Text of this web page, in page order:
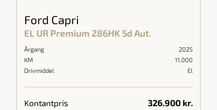
Ford Capri
EL UR Premium 286HK 5d Aut.
326.900 kr.
Kontantpris
2025
Årgang
11.000
KM
El
Drivmiddel